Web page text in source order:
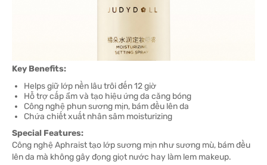
Key Benefits:
Helps giữ lớp nền lâu trôi đến 12 giờ
Hỗ trợ cấp ẩm và tạo hiệu ứng da căng bóng
Công nghệ phun sương mịn, bám đều lên da
Chứa chiết xuất nhân sâm moisturizing
Special Features:
Công nghệ Aphraist tạo lớp sương mịn như sương mù, bám đều
lên da mà không gây đọng giọt nước hay làm lem makeup.